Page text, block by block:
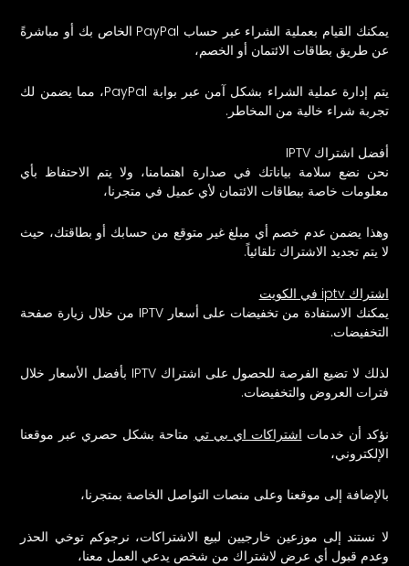
يمكنك القيام بعملية الشراء عبر حساب PayPal الخاص بك أو مباشرةً
عن طريق بطاقات الائتمان أو الخصم،
يتم إدارة عملية الشراء بشكل آمن عبر بوابة PayPal، مما يضمن لك
تجربة شراء خالية من المخاطر.
أفضل اشتراك IPTV
نحن نضع سلامة بياناتك في صدارة اهتمامنا، ولا يتم الاحتفاظ بأي
معلومات خاصة ببطاقات الائتمان لأي عميل في متجرنا،
وهذا يضمن عدم خصم أي مبلغ غير متوقع من حسابك أو بطاقتك، حيث
لا يتم تجديد الاشتراك تلقائياً.
اشتراك iptv في الكويت
يمكنك الاستفادة من تخفيضات على أسعار IPTV من خلال زيارة صفحة
التخفيضات.
لذلك لا تضيع الفرصة للحصول على اشتراك IPTV
بأفضل الأسعار خلال
فترات العروض والتخفيضات.
نؤكد أن خدمات اشتراكات اي بي تي متاحة بشكل حصري عبر موقعنا
الإلكتروني،
بالإضافة إلى موقعنا وعلى منصات التواصل الخاصة بمتجرنا،
لا نستند إلى موزعين خارجيين لبيع الاشتراكات، نرجوكم توخي الحذر
وعدم قبول أي عرض لاشتراك من شخص يدعي العمل معنا،